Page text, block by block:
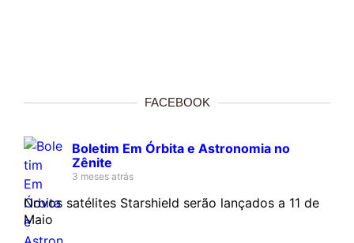
FACEBOOK
Boletim Em Órbita e Astronomia no
Zênite
3 meses atrás
Novos satélites Starshield serão lançados a 11 de
Maio